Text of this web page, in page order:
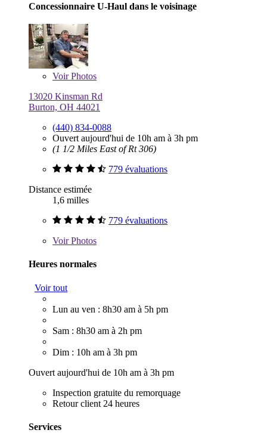
Concessionnaire U-Haul dans le voisinage
VoirPhotos
13020 Kinsman Rd
Burton, OH 44021
(440) 834-0088
Ouvert aujourd'hui de 10h am à 3h pm
(1 1/2 Miles East of Rt 306)
779 évaluations
Distance estimée
1,6 milles
779 évaluations
VoirPhotos
Heures normales
Voir tout
Lun au ven : 8h30 am à 5h pm
Sam : 8h30 am à 2h pm
Dim : 10h am à 3h pm
Ouvert aujourd'hui de 10h am à 3h pm
Inspection gratuite du remorquage
Retour client 24 heures
Services